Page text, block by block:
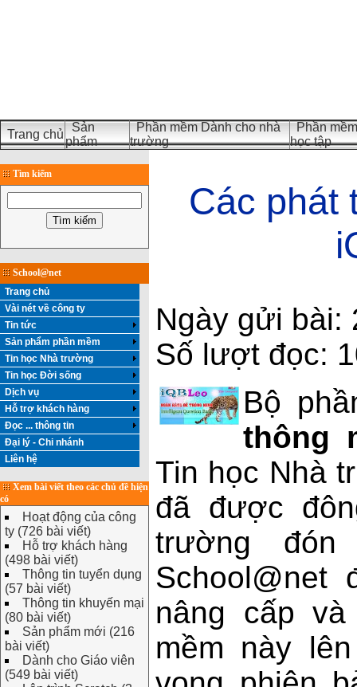
Trang chủ
Sản
phẩm
Phần mềm Dành cho nhà
trường
Phần
học tập
Tìm kiếm
School@net
Trang chủ
Vài nét về công ty
Tin tức
Sản phẩm phần mềm
Tin học Nhà trường
Tin học Đời sống
Dịch vụ
Hỗ trợ khách hàng
Đọc ... thông tin
Đại lý - Chi nhánh
Liên hệ
Xem bài viết theo các chủ đề hiện
có
Hoạt động của công
ty (726 bài viết)
Hỗ trợ khách hàng
(498 bài viết)
Thông tin tuyển dụng
(57 bài viết)
Thông tin khuyến mại
(80 bài viết)
Sản phẩm mới (216
bài viết)
Dành cho Giáo viên
(549 bài viết)
Các phát
Ngày gửi bài:
Số lượt đọc:
Bộ
thông
Tin học Nhà
đã được
trường
nâng cấp
mềm này